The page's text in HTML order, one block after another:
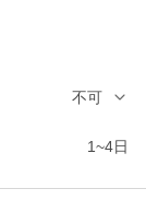
不可
1~4日